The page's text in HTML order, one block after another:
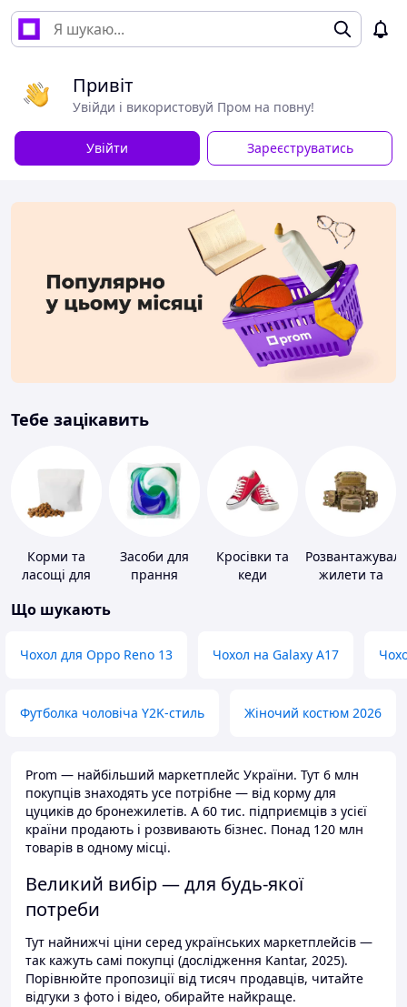
Привіт
Увійди і використовуй Пром на повну!
Увійти Зареєструватись
Тебе зацікавить
Корми та
ласощі для
тварин і
Засоби для
прання
Кросівки та
кеди
жилети та
Що шукають
Чохол для Oppo Reno 13 Чохол на Galaxy A17
Футболка чоловіча Y2K-стиль Жіночий костюм 2026
Prom — найбільший маркетплейс України. Тут 6 млн
покупців знаходять усе потрібне — від корму для
цуциків до бронежилетів. А 60 тис. підприємців з усієї
країни продають і розвивають бізнес. Понад 120 млн
товарів в одному місці.
Великий вибір — для будь-якої
потреби
Тут найнижчі ціни серед українських маркетплейсів —
так кажуть самі покупці (дослідження Kantar, 2025).
Порівнюйте пропозиції від тисяч продавців, читайте
відгуки з фото і відео, обирайте найкраще.